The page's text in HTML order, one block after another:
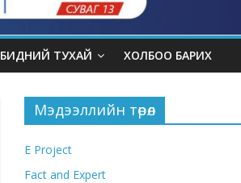
БИДНИЙ ТУХАЙ ХОЛБОО БАРИХ
Мэдээллийн төрөл
E Project
Fact and Expert